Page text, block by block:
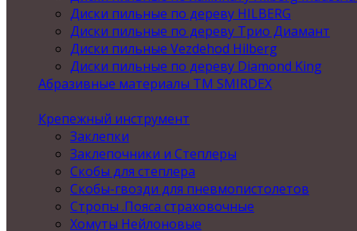
Диски пильные по дереву HILBERG
Диски пильные по дереву Трио Диамант
Диски пильные Vezdehod Hilberg
Диски пильные по дереву Diamond King
Абразивные материалы ТМ SMIRDEX
Крепежный инструмент
Заклепки
Заклепочники и Степлеры
Скобы для степлера
Скобы-гвозди для пневмопистолетов
Стропы .Пояса страховочные
Хомуты Нейлоновые